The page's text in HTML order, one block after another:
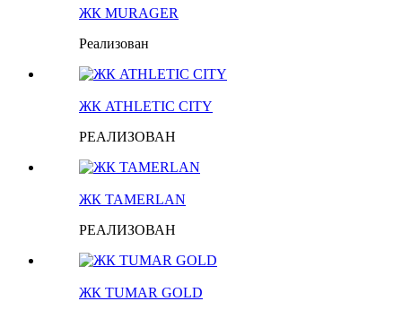
ЖК MURAGER
Реализован
ЖК ATHLETIC CITY
РЕАЛИЗОВАН
ЖК TAMERLAN
РЕАЛИЗОВАН
ЖК TUMAR GOLD